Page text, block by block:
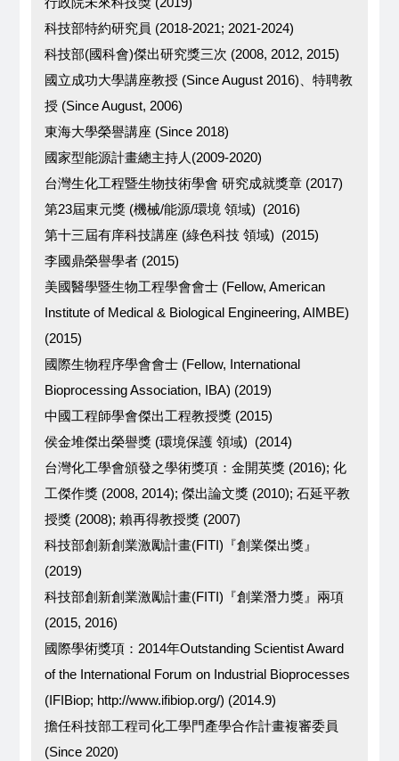
科技部特約研究員 (2018-2021; 2021-2024)
科技部(國科會)傑出研究獎三次 (2008, 2012, 2015)
國立成功大學講座教授 (Since August 2016)、特聘教
授 (Since August, 2006)
東海大學榮譽講座 (Since 2018)
國家型能源計畫總主持人(2009-2020)
台灣生化工程暨生物技術學會 研究成就獎章 (2017)
第23屆東元獎 (機械/能源/環境 領域) (2016)
第十三屆有庠科技講座 (綠色科技 領域) (2015)
李國鼎榮譽學者 (2015)
美國醫學暨生物工程學會會士 (Fellow, American
Institute of Medical & Biological Engineering, AIMBE)
(2015)
國際生物程序學會會士 (Fellow, International
Bioprocessing Association, IBA) (2019)
中國工程師學會傑出工程教授獎 (2015)
侯金堆傑出榮譽獎 (環境保護 領域) (2014)
台灣化工學會頒發之學術獎項：金開英獎 (2016); 化
工傑作獎 (2008, 2014); 傑出論文獎 (2010); 石延平教
授獎 (2008); 賴再得教授獎 (2007)
科技部創新創業激勵計畫(FITI)『創業傑出獎』
(2019)
科技部創新創業激勵計畫(FITI)『創業潛力獎』兩項
(2015, 2016)
國際學術獎項：2014年Outstanding Scientist Award
of the International Forum on Industrial Bioprocesses
(IFIBiop; http://www.ifibiop.org/) (2014.9)
擔任科技部工程司化工學門產學合作計畫複審委員
(Since 2020)